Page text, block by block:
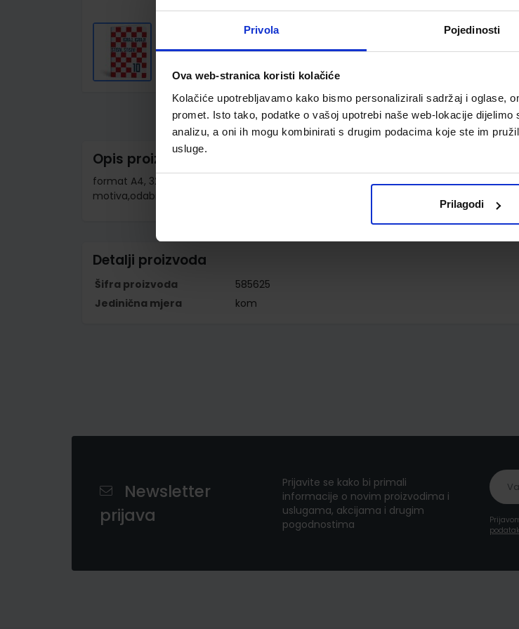
Privola Pojedinosti
Ova web-stranica koristi kolačiće
Kolačiće upotrebljavamo kako bismo personalizirali sadržaj i oglase,
promet. Isto tako, podatke o vašoj upotrebi naše web-lokacije
analizu, a oni ih mogu kombinirati s drugim podacima koje ste im
usluge.
Prilagodi
gallery
Opis proizvoda
format A4, 32 lista papir 90 g/m2; korice 230 g/m2; mat plastifikacija +uv lak; sortirano
motiva,odabir po motivu moguć putem napomene u narudžbi
Detalji proizvoda
Šifra proizvoda
585625
Jedinična mjera
kom
Newsletter
prijava
Prijavite se kako bi primali
informacije o novim proizvodima i
uslugama, akcijama i drugim
pogodnostima